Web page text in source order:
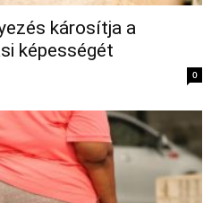
károsítja a
képességét
0